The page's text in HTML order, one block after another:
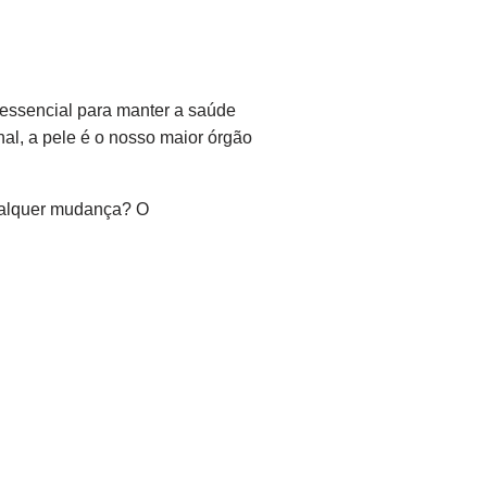
para manter a saúde
a pele é o nosso maior órgão
mudança? O